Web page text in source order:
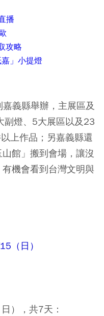
播
攻略
」小提燈
義縣舉辦，主展區及
副燈、5大展區以及23
上作品；另嘉義縣還
館」搬到會場，讓沒
機會看到台灣文明與
（日）
），共7天：